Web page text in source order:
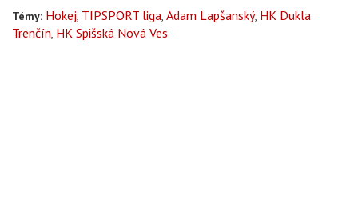
Témy: Hokej TIPSPORT liga Adam Lapšanský HK Dukla
Trenčín HK Spišská Nová Ves